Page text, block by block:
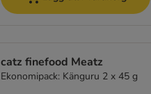
catz finefood Meatz
Ekonomipack: Känguru 2 x 45 g